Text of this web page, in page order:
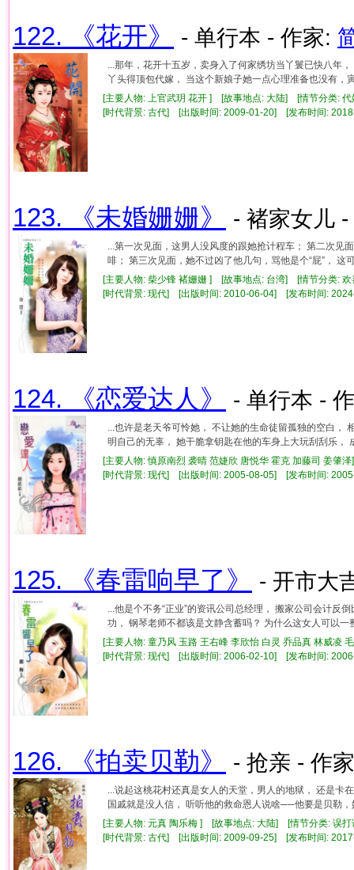
122. 《花开》 - 单行本 - 作家:
...那年，花开十五岁，卖身入了何家绣坊当丫鬟已快八年
丫头得顶包代嫁， 当这个新娘子她一点心理准备也没有，
[主要人物: 上官武玥 花开 ] [故事地点: 大陆] [情节分类: 代
[时代背景: 古代] [出版时间: 2009-01-20] [发布时间:
123. 《未婚姗姗》 - 褚家女儿
...第一次见面，这男人没风度的跟她抢计程车； 第二次
啡； 第三次见面，她不过凶了他几句，骂他是个“屁”， 这
[主要人物: 柴少锋 褚姗姗 ] [故事地点: 台湾] [情节分类: 欢
[时代背景: 现代] [出版时间: 2010-06-04] [发布时间:
124. 《恋爱达人》 - 单行本 -
...也许是老天爷可怜她， 不让她的生命徒留孤独的空白
明自己的无辜， 她干脆拿钥匙在他的车身上大玩刮刮乐，
[主要人物: 慎原南烈 袭晴 范婕欣 唐悦华 霍克 加藤司 姜
[时代背景: 现代] [出版时间: 2005-08-05] [发布时间:
125. 《春雷响早了》 - 开市大
...他是个不务“正业”的资讯公司总经理， 搬家公司会计
功， 钢琴老师不都该是文静含蓄吗？ 为什么这女人可以一
[主要人物: 童乃风 玉路 王右峰 李欣怡 白灵 乔品真 林威
[时代背景: 现代] [出版时间: 2006-02-10] [发布时间:
126. 《拍卖贝勒》 - 抢亲 - 作
...说起这桃花村还真是女人的天堂，男人的地狱， 还是
国戚就是没人信， 听听他的救命恩人说啥──他要是贝勒，
[主要人物: 元真 陶乐梅 ] [故事地点: 大陆] [情节分类: 误打
[时代背景: 古代] [出版时间: 2009-09-25] [发布时间: